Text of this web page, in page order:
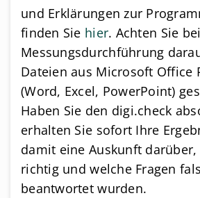
und Erklärungen zur
finden Sie hier. Achten Sie
Messungsdurchführung
Dateien aus Microsoft Office
(Word, Excel, PowerPoint)
Haben Sie den digi.check
erhalten Sie sofort Ihre
damit eine Auskunft darüber,
richtig und welche Fragen
beantwortet wurden.